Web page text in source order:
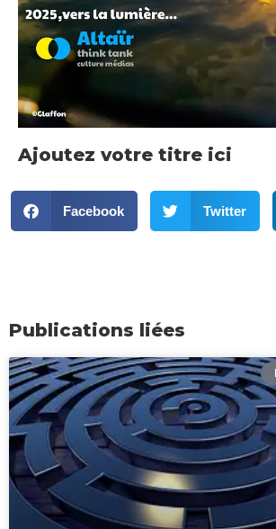
Ajoutez votre titre ici
Facebook Twitter
Publications liées